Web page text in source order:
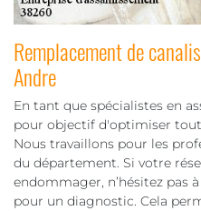
Remplacement de
Andre
En tant que spécialistes en
pour objectif d'optimiser tout
Nous travaillons pour les
du département. Si votre
endommager, n’hésitez pas
pour un diagnostic. Cela